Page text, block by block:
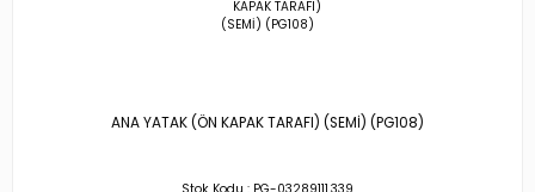
ANA YATAK (ÖN KAPAK TARAFI) (SEMİ) (PG108)